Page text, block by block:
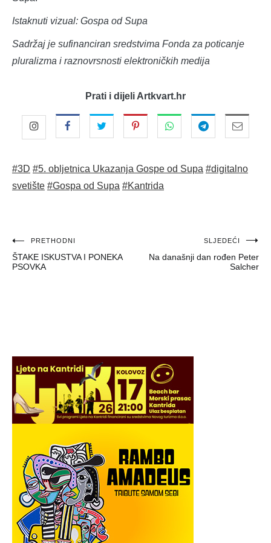
Istaknuti vizual: Gospa od Supa
Sadržaj je sufinanciran sredstvima Fonda za poticanje
pluralizma i raznovrsnosti elektroničkih medija
Prati i dijeli Artkvart.hr
#3D #5. obljetnica Ukazanja Gospe od Supa #digitalno
svetište #Gospa od Supa #Kantrida
Navigacija
objava
PRETHODNI
ŠTAKE ISKUSTVA I PONEKA
PSOVKA
SLJEDEĆI
Na današnji dan rođen Peter
Salcher